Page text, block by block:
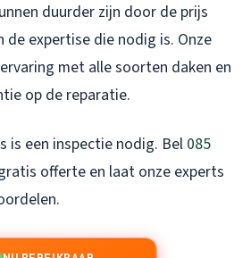
duurder zijn door de prijs
de expertise die nodig is. Onze
met alle soorten daken en
op de reparatie.
is een inspectie nodig. Bel 085
offerte en laat onze experts